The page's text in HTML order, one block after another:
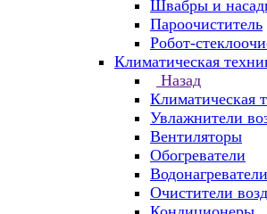
Швабры и
Пароочиститель
Робот-
Климатическая
Назад
Климатическая
Увлажнители
Вентиляторы
Обогреватели
Водонагреватели
Очистители